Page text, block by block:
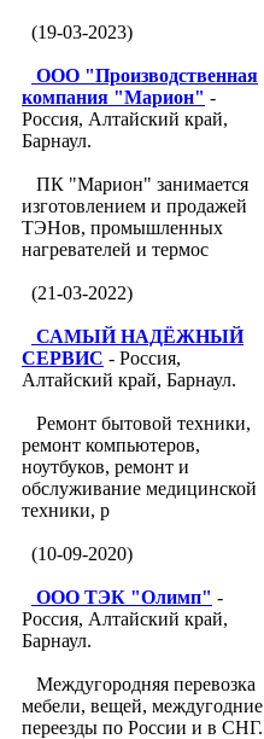
(19-03-2023)
ООО "Производственная
компания "Марион" -
Россия, Алтайский край,
Барнаул.
ПК "Марион" занимается
изготовлением и продажей
ТЭНов, промышленных
нагревателей и термос
(21-03-2022)
САМЫЙ НАДЁЖНЫЙ
СЕРВИС - Россия,
Алтайский край, Барнаул.
Ремонт бытовой техники,
ремонт компьютеров,
ноутбуков, ремонт и
обслуживание медицинской
техники, р
(10-09-2020)
ООО ТЭК "Олимп" -
Россия, Алтайский край,
Барнаул.
Междугородняя перевозка
мебели, вещей, междугодние
переезды по России и в СНГ.